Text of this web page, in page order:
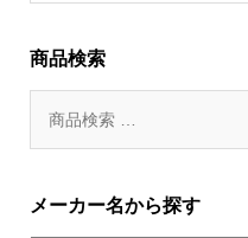
商品検索
メーカー名から探す